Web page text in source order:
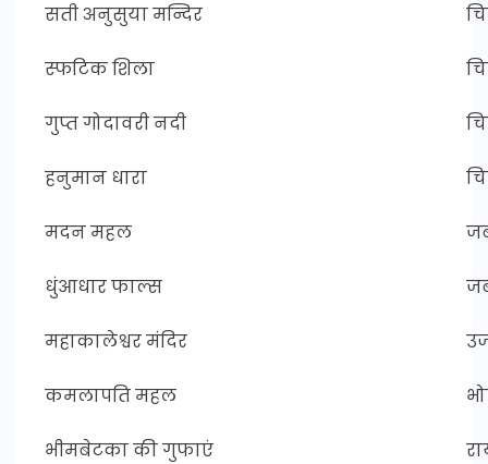
सती अनुसुया मन्दिर
स्फटिक शिला
गुप्त गोदावरी नदी
हनुमान धारा
मदन महल
धुंआधार फाल्स
महाकालेश्वर मंदिर
कमलापति महल
भीमबेटका की गुफाएं